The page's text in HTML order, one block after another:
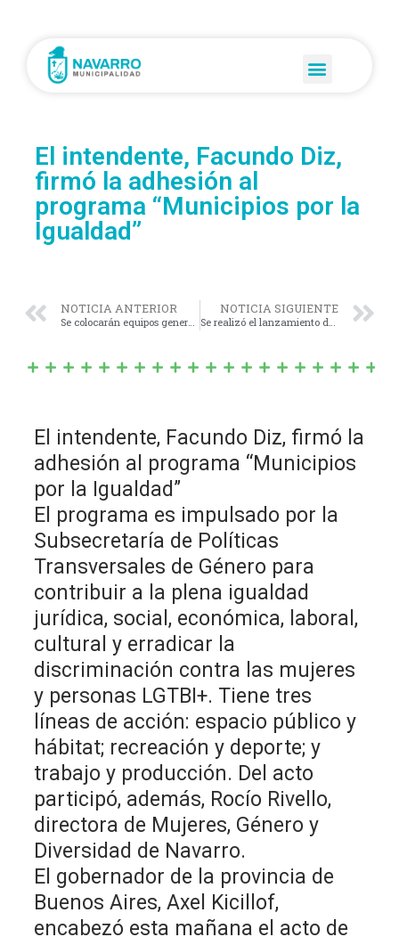
El intendente, Facundo Diz,
firmó la adhesión al
programa “Municipios por la
Igualdad”
NOTICIA ANTERIOR
Se colocarán equipos generadores temporales en puntos críticos de la Provincia. Navarro está incluido en el Plan Verano.
NOTICIA SIGUIENTE
Se realizó el lanzamiento del Operativo Sol
El intendente, Facundo Diz, firmó la
adhesión al programa “Municipios
por la Igualdad”
El programa es impulsado por la
Subsecretaría de Políticas
Transversales de Género para
contribuir a la plena igualdad
jurídica, social, económica, laboral,
cultural y erradicar la
discriminación contra las mujeres
y personas LGTBI+. Tiene tres
líneas de acción: espacio público y
hábitat; recreación y deporte; y
trabajo y producción. Del acto
participó, además, Rocío Rivello,
directora de Mujeres, Género y
Diversidad de Navarro.
El gobernador de la provincia de
Buenos Aires, Axel Kicillof,
encabezó esta mañana el acto de